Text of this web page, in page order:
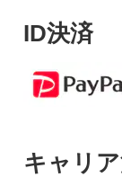
ID決済
キャリ